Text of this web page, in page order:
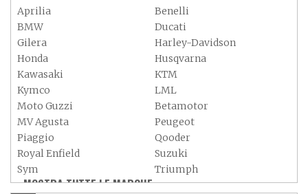
Aprilia
Benelli
BMW
Ducati
Gilera
Harley-Davidson
Honda
Husqvarna
Kawasaki
KTM
Kymco
LML
Moto Guzzi
Betamotor
MV Agusta
Peugeot
Piaggio
Qooder
Royal Enfield
Suzuki
Sym
Triumph
Vespa
Yamaha
MOSTRA TUTTE LE MARCHE »